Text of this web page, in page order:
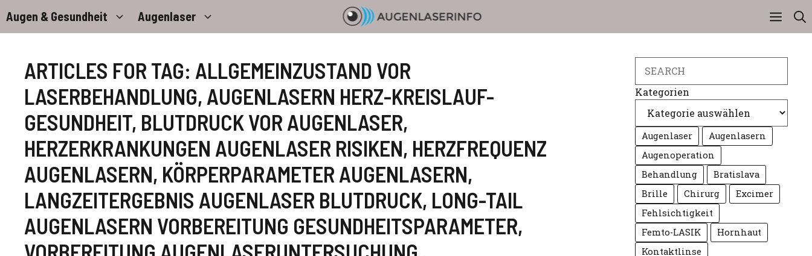
Inhalt
springen
Augen & Gesundheit Augenlaser
ARTICLES FOR TAG: ALLGEMEINZUSTAND VOR
LASERBEHANDLUNG, AUGENLASERN HERZ-KREISLAUF-
GESUNDHEIT, BLUTDRUCK VOR AUGENLASER,
HERZERKRANKUNGEN AUGENLASER RISIKEN, HERZFREQUENZ
AUGENLASERN, KÖRPERPARAMETER AUGENLASERN,
LANGZEITERGEBNIS AUGENLASER BLUTDRUCK, LONG-TAIL
AUGENLASERN VORBEREITUNG GESUNDHEITSPARAMETER,
Kategorien
Augenlaser
Augenlasern
Augenoperation
Behandlung
Bratislava
Brille
Chirurg
Excimer
Fehlsichtigkeit
Femto-LASIK
Hornhaut
Kontaktlinse